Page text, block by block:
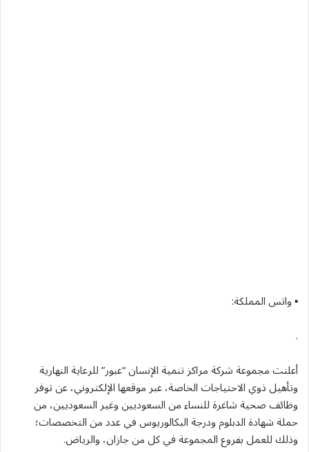
▪︎ واتس المملكة:
.
أعلنت مجموعة شركة مراكز تنمية الإنسان “عبور” للرعاية النهارية
وتأهيل ذوي الاحتياجات الخاصة، عبر موقعها الإلكتروني، عن توفر
وظائف صحية شاغرة للنساء من السعوديين وغير السعوديين، من
حملة شهادة الدبلوم ودرجة البكالوريوس في عدد من التخصصات؛
وذلك للعمل بفروع المجموعة في كل من جازان، والرياض.